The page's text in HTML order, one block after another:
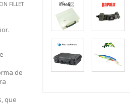
FILLET
de
que